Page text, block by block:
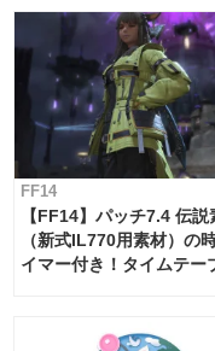
FF14
【FF14】パッチ7.4 伝説
（新式IL770用素材）の
イマー付き！タイムテー